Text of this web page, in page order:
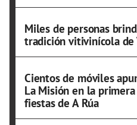
Miles de personas
tradición vitivinícola
Cientos de móviles
La Misión en la
fiestas de A Rúa